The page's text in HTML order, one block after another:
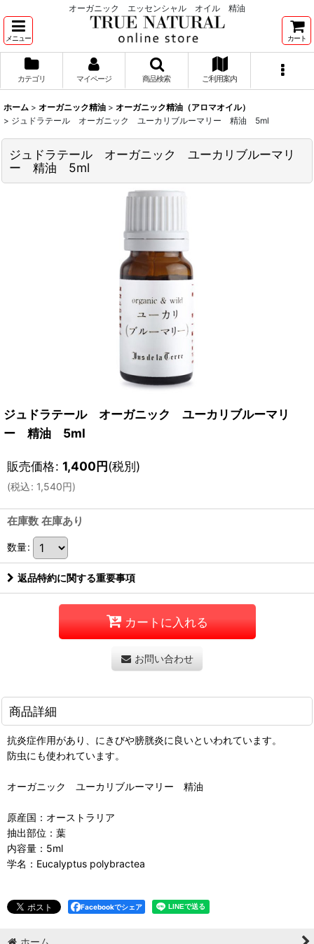
オーガニック エッセンシャル オイル 精油
メニュー カート
カテゴリ マイページ 商品検索 ご利用案内
ホーム > オーガニック精油 > オーガニック精油（アロマオイル）
> ジュドラテール オーガニック ユーカリブルーマリー 精油 5ml
ジュドラテール オーガニック ユーカリブルーマリ
ー 精油 5ml
ジュドラテール オーガニック ユーカリブルーマリ
ー 精油 5ml
販売価格: 1,400円(税別)
(税込: 1,540円)
在庫数 在庫あり
数量:
返品特約に関する重要事項
カートに入れる
お問い合わせ
商品詳細
抗炎症作用があり、にきびや膀胱炎に良いといわれています。
防虫にも使われています。
オーガニック ユーカリブルーマリー 精油
原産国：オーストラリア
抽出部位：葉
内容量：5ml
学名：Eucalyptus polybractea
Facebookでシェア
ホーム